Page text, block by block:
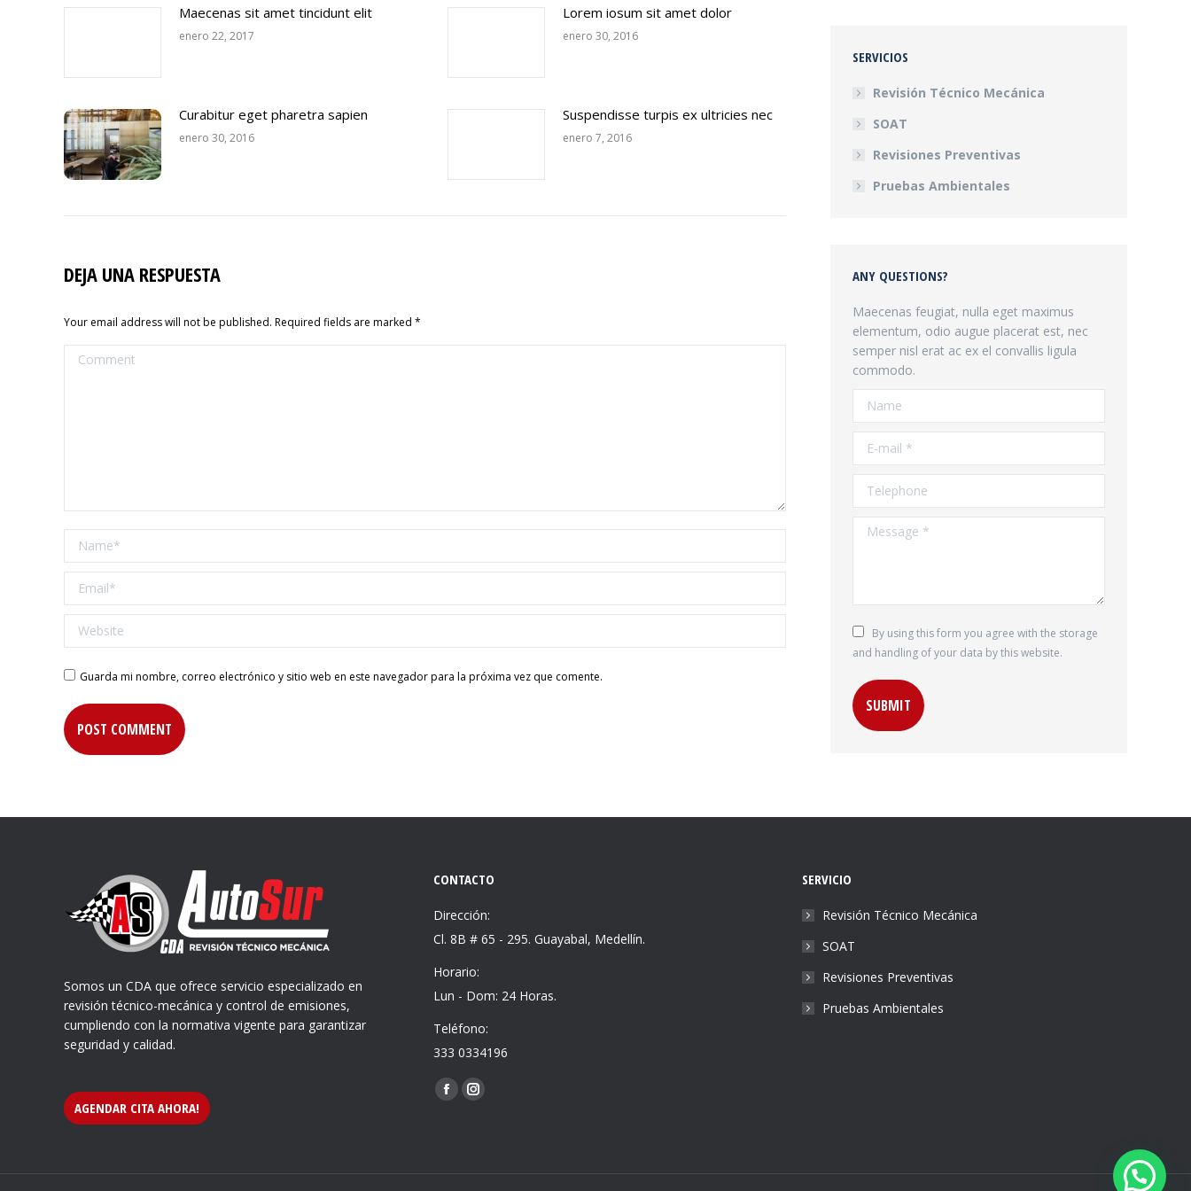
Maecenas sit amet tincidunt elit
enero 22, 2017
Lorem iosum sit amet dolor
enero 30, 2016
Curabitur eget pharetra sapien
enero 30, 2016
Suspendisse turpis ex ultricies nec
enero 7, 2016
DEJA UNA RESPUESTA
Your email address will not be published. Required fields are marked *
Comment
Name *
Email *
Website
Guarda mi nombre, correo electrónico y sitio web en este navegador para la próxima vez que comente.
POST COMMENT
SERVICIOS
Revisión Técnico Mecánica
SOAT
Revisiones Preventivas
Pruebas Ambientales
ANY QUESTIONS?
Maecenas feugiat, nulla eget maximus
elementum, odio augue placerat est, nec
semper nisl erat ac ex el convallis ligula
commodo.
Name
E-mail *
Telephone
Message *
By using this form you agree with the storage
and handling of your data by this website.
SUBMIT
Somos un CDA que ofrece servicio especializado en
revisión técnico-mecánica y control de emisiones,
cumpliendo con la normativa vigente para garantizar
seguridad y calidad.
AGENDAR CITA AHORA!
CONTACTO
Dirección:
Cl. 8B # 65 - 295. Guayabal, Medellín.
Horario:
Lun - Dom: 24 Horas.
Teléfono:
333 0334196
Find us on:
FacebookInstagram
SERVICIO
Revisión Técnico Mecánica
SOAT
Revisiones Preventivas
Pruebas Ambientales